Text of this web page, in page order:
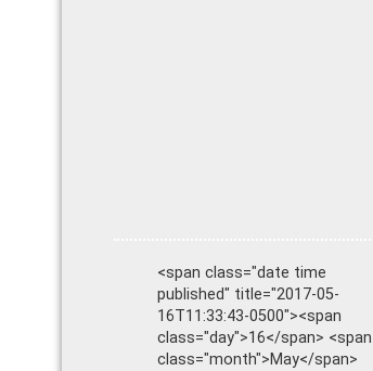
<span class="date time
published" title="2017-05-
16T11:33:43-0500"><span
class="day">16</span> <span
class="month">May</span>